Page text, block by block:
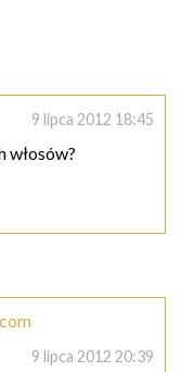
9 lipca 2012 18:45
włosów?
9 lipca 2012 20:39